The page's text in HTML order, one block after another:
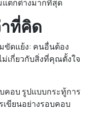
แตกต่างมากที่สุด
ที่คิด
ขัดแย้ง: คนอื่นต้อง
เกี่ยวกับสิ่งที่คุณตั้งใจ
คอบ รูปแบบกระทู้การ
ขียนอย่างรอบคอบ